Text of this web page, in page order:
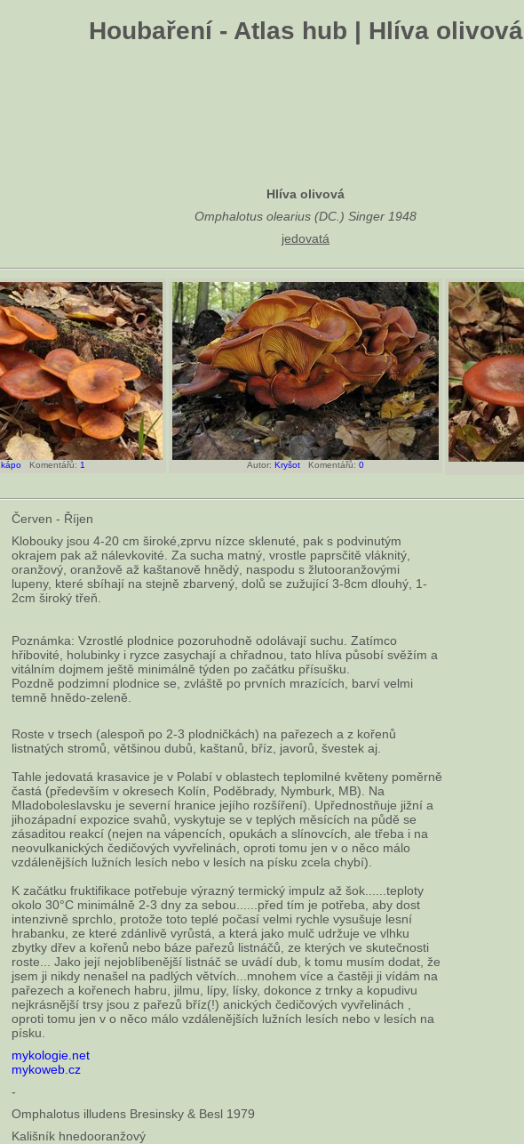
Houbaření - Atlas hub | Hlíva olivová
Hlíva olivová
Omphalotus olearius (DC.) Singer 1948
jedovatá
kápo Komentářů: 1 Autor: Kryšot Komentářů: 0
Červen - Říjen
Klobouky jsou 4-20 cm široké,zprvu nízce sklenuté, pak s podvinutým
okrajem pak až nálevkovité. Za sucha matný, vrostle paprsčitě vláknitý,
oranžový, oranžově až kaštanově hnědý, naspodu s žlutooranžovými
lupeny, které sbíhají na stejně zbarvený, dolů se zužující 3-8cm dlouhý, 1-
2cm široký třeň.
Poznámka: Vzrostlé plodnice pozoruhodně odolávají suchu. Zatímco
hřibovité, holubinky i ryzce zasychají a chřadnou, tato hlíva působí svěžím a
vitálním dojmem ještě minimálně týden po začátku přísušku.
Pozdně podzimní plodnice se, zvláště po prvních mrazících, barví velmi
temně hnědo-zeleně.
Roste v trsech (alespoň po 2-3 plodničkách) na pařezech a z kořenů
listnatých stromů, většinou dubů, kaštanů, bříz, javorů, švestek aj.
Tahle jedovatá krasavice je v Polabí v oblastech teplomilné květeny poměrně
častá (především v okresech Kolín, Poděbrady, Nymburk, MB). Na
Mladoboleslavsku je severní hranice jejího rozšíření). Upřednostňuje jižní a
jihozápadní expozice svahů, vyskytuje se v teplých měsících na půdě se
zásaditou reakcí (nejen na vápencích, opukách a slínovcích, ale třeba i na
neovulkanických čedičových vyvřelinách, oproti tomu jen v o něco málo
vzdálenějších lužních lesích nebo v lesích na písku zcela chybí).
K začátku fruktifikace potřebuje výrazný termický impulz až šok......teploty
okolo 30°C minimálně 2-3 dny za sebou......před tím je potřeba, aby dost
intenzivně sprchlo, protože toto teplé počasí velmi rychle vysušuje lesní
hrabanku, ze které zdánlivě vyrůstá, a která jako mulč udržuje ve vlhku
zbytky dřev a kořenů nebo báze pařezů listnáčů, ze kterých ve skutečnosti
roste... Jako její nejoblíbenější listnáč se uvádí dub, k tomu musím dodat, že
jsem ji nikdy nenašel na padlých větvích...mnohem více a častěji ji vídám na
pařezech a kořenech habru, jilmu, lípy, lísky, dokonce z trnky a kopudivu
nejkrásnější trsy jsou z pařezů bříz(!) anických čedičových vyvřelinách ,
oproti tomu jen v o něco málo vzdálenějších lužních lesích nebo v lesích na
písku.
mykologie.net
mykoweb.cz
-
Omphalotus illudens Bresinsky & Besl 1979
Kališník hnedooranžový